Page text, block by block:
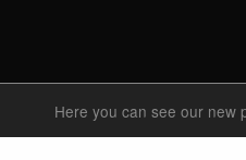
Here you can see our new